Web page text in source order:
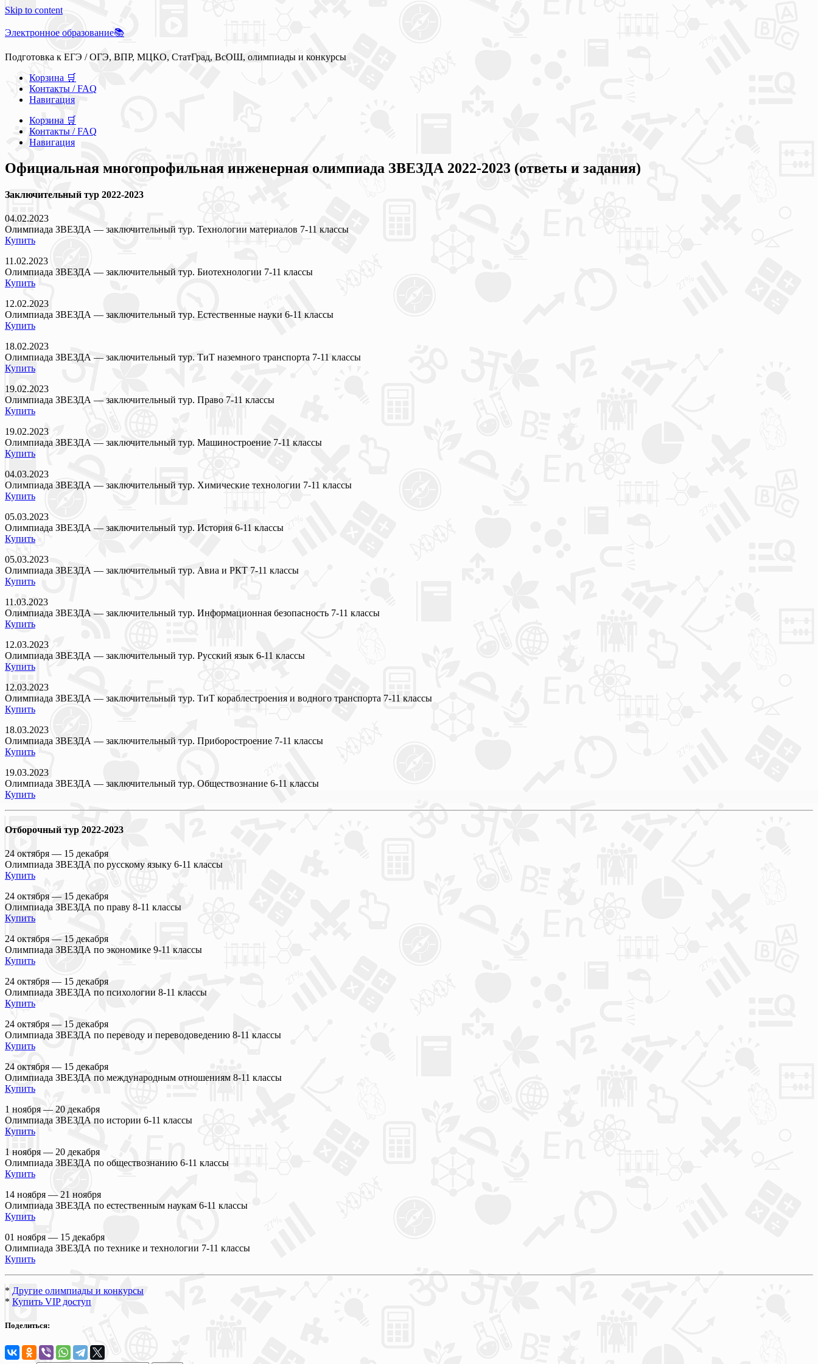
Skip to content
Электронное образование📚
Подготовка к ЕГЭ / ОГЭ, ВПР, МЦКО, СтатГрад, ВсОШ, олимпиады и конкурсы
Корзина 🛒
Контакты / FAQ
Навигация
Корзина 🛒
Контакты / FAQ
Навигация
Официальная многопрофильная инженерная олимпиада ЗВЕЗДА 2022-2023 (ответы и задания)
Заключительный тур 2022-2023
04.02.2023
Олимпиада ЗВЕЗДА — заключительный тур. Технологии материалов 7-11 классы
Купить
11.02.2023
Олимпиада ЗВЕЗДА — заключительный тур. Биотехнологии 7-11 классы
Купить
12.02.2023
Олимпиада ЗВЕЗДА — заключительный тур. Естественные науки 6-11 классы
Купить
18.02.2023
Олимпиада ЗВЕЗДА — заключительный тур. ТиТ наземного транспорта 7-11 классы
Купить
19.02.2023
Олимпиада ЗВЕЗДА — заключительный тур. Право 7-11 классы
Купить
19.02.2023
Олимпиада ЗВЕЗДА — заключительный тур. Машиностроение 7-11 классы
Купить
04.03.2023
Олимпиада ЗВЕЗДА — заключительный тур. Химические технологии 7-11 классы
Купить
05.03.2023
Олимпиада ЗВЕЗДА — заключительный тур. История 6-11 классы
Купить
05.03.2023
Олимпиада ЗВЕЗДА — заключительный тур. Авиа и РКТ 7-11 классы
Купить
11.03.2023
Олимпиада ЗВЕЗДА — заключительный тур. Информационная безопасность 7-11 классы
Купить
12.03.2023
Олимпиада ЗВЕЗДА — заключительный тур. Русский язык 6-11 классы
Купить
12.03.2023
Олимпиада ЗВЕЗДА — заключительный тур. ТиТ кораблестроения и водного транспорта 7-11 классы
Купить
18.03.2023
Олимпиада ЗВЕЗДА — заключительный тур. Приборостроение 7-11 классы
Купить
19.03.2023
Олимпиада ЗВЕЗДА — заключительный тур. Обществознание 6-11 классы
Купить
Отборочный тур 2022-2023
24 октября — 15 декабря
Олимпиада ЗВЕЗДА по русскому языку 6-11 классы
Купить
24 октября — 15 декабря
Олимпиада ЗВЕЗДА по праву 8-11 классы
Купить
24 октября — 15 декабря
Олимпиада ЗВЕЗДА по экономике 9-11 классы
Купить
24 октября — 15 декабря
Олимпиада ЗВЕЗДА по психологии 8-11 классы
Купить
24 октября — 15 декабря
Олимпиада ЗВЕЗДА по переводу и переводоведению 8-11 классы
Купить
24 октября — 15 декабря
Олимпиада ЗВЕЗДА по международным отношениям 8-11 классы
Купить
1 ноября — 20 декабря
Олимпиада ЗВЕЗДА по истории 6-11 классы
Купить
1 ноября — 20 декабря
Олимпиада ЗВЕЗДА по обществознанию 6-11 классы
Купить
14 ноября — 21 ноября
Олимпиада ЗВЕЗДА по естественным наукам 6-11 классы
Купить
01 ноября — 15 декабря
Олимпиада ЗВЕЗДА по технике и технологии 7-11 классы
Купить
* Другие олимпиады и конкурсы
* Купить VIP доступ
Поделиться: